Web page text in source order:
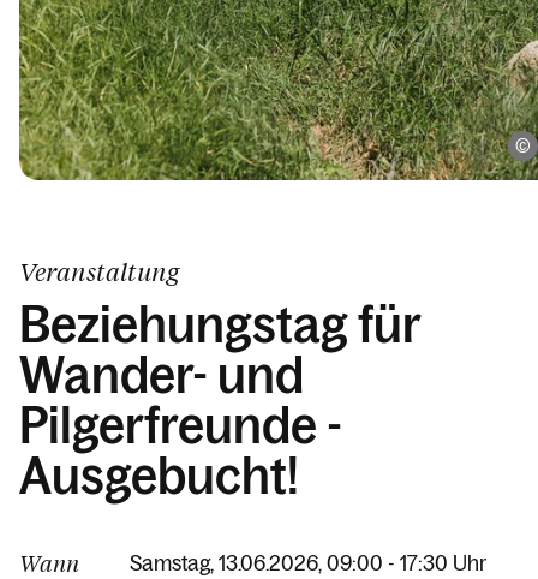
Veranstaltung
Beziehungstag für
Wander- und
Pilgerfreunde -
Ausgebucht!
Wann Samstag, 13.06.2026, 09:00 - 17:30 Uhr